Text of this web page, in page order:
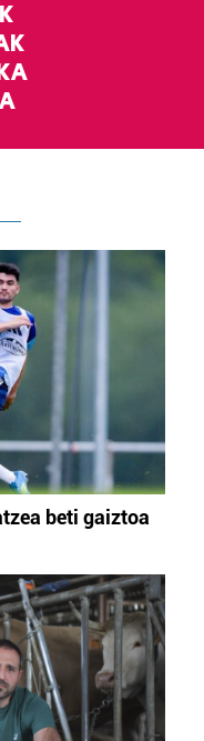
beti gaiztoa